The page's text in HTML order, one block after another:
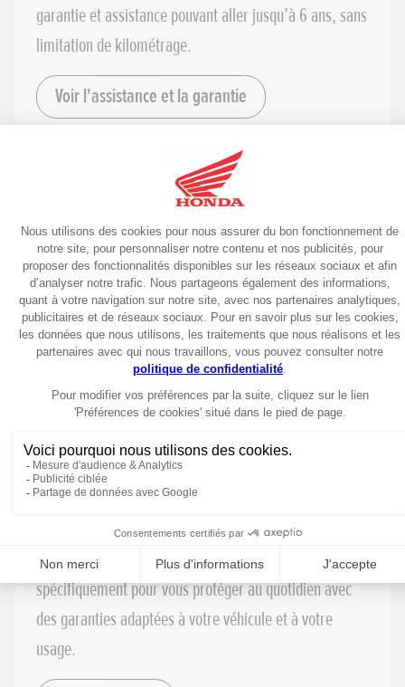
garantie et assistance pouvant aller jusqu’à 6 ans, sans
limitation de kilométrage.
Voir l'assistance et la garantie
Pièces détachées
Conçues spécifiquement pour chaque modèle, les
pièces détachées d'origine Honda respectent un cahier
des charges strict.
Voir les pièces détachées
Honda Assurance vous propose des formules pensées
spécifiquement pour vous protéger au quotidien avec
des garanties adaptées à votre véhicule et à votre
usage.